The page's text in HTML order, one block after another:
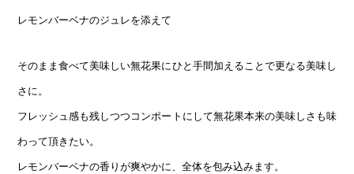
レモンバーベナのジュレを添えて
そのまま食べて美味しい無花果にひと手間加えることで更なる美味し
さに。
フレッシュ感も残しつつコンポートにして無花果本来の美味しさも味
わって頂きたい。
レモンバーベナの香りが爽やかに、全体を包み込みます。